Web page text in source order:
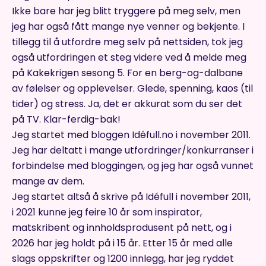
Ikke bare har jeg blitt tryggere på meg selv, men
jeg har også fått mange nye venner og bekjente. I
tillegg til å utfordre meg selv på nettsiden, tok jeg
også utfordringen et steg videre ved å melde meg
på Kakekrigen sesong 5. For en berg-og-dalbane
av følelser og opplevelser. Glede, spenning, kaos (til
tider) og stress. Ja, det er akkurat som du ser det
på TV. Klar-ferdig-bak!
Jeg startet med bloggen Idéfull.no i november 2011.
Jeg har deltatt i mange utfordringer/konkurranser i
forbindelse med bloggingen, og jeg har også vunnet
mange av dem.
Jeg startet altså å skrive på Idéfull i november 2011,
i 2021 kunne jeg feire 10 år som inspirator,
matskribent og innholdsprodusent på nett, og i
2026 har jeg holdt på i 15 år. Etter 15 år med alle
slags oppskrifter og 1200 innlegg, har jeg ryddet